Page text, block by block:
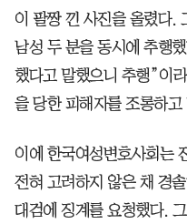
이 팔짱 낀 사진을 올렸다.
남성 두 분을 동시에 추행
했다고 말했으니 추행”이
을 당한 피해자를 조롱하
이에 한국여성변호사회는
전혀 고려하지 않은 채 경
대검에 징계를 요청했다.